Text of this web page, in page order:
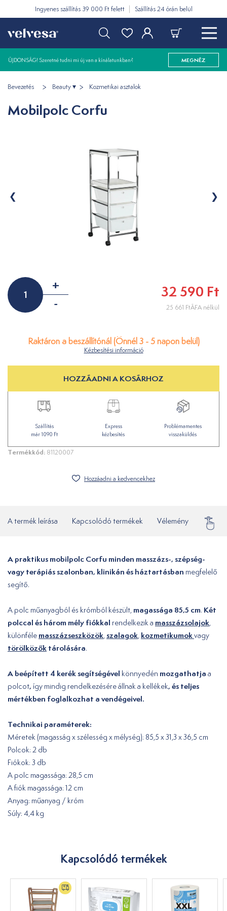
Ingyenes szállítás 39 000 Ft felett Szállítás 24 órán belül
ÚJDONSÁG! Szeretné tudni mi új van a kínálatunkban? MEGNÉZ
Bevezetés Beauty Kozmetikai asztalok
Mobilpolc Corfu
+
-
32 590 Ft
25 661 FtÁFA nélkül
Raktáron a beszállítónál (Önnél 3 - 5 napon belül)
Kézbesítési információ
HOZZÁADNI A KOSÁRHOZ
Szállítás
már 1090 Ft
Express
kézbesítés
Problémamentes
visszaküldés
Termékkód: 81120007
Hozzáadni a kedvencekhez
A termék leírása Kapcsolódó termékek Vélemény
A praktikus mobilpolc Corfu minden masszázs-, szépség-
vagy terápiás szalonban, klinikán és háztartásban megfelelő
segítő.
A polc műanyagból és krómból készült, magassága 85,5 cm. Két
polccal és három mély fiókkal rendelkezik a masszázsolajok
különféle masszázseszközök szalagok kozmetikumokvagy
törölközőktárolására.
A beépített 4 kerék segítségével könnyedén mozgathatja a
polcot, így mindig rendelkezésére állnak a kellékek, és teljes
mértékben foglalkozhat a vendégeivel.
Technikai paraméterek:
Méretek (magasság x szélesség x mélység): 85,5 x 31,3 x 36,5 cm
Polcok: 2 db
Fiókok: 3 db
A polc magassága: 28,5 cm
A fiók magassága: 12 cm
Anyag: műanyag / króm
Súly: 4,4 kg
Kapcsolódó termékek